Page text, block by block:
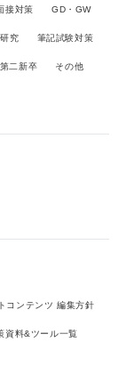
接対策 GD・GW
究 筆記試験対策
第二新卒 その他
コンテンツ 編集方針
資料&ツール一覧